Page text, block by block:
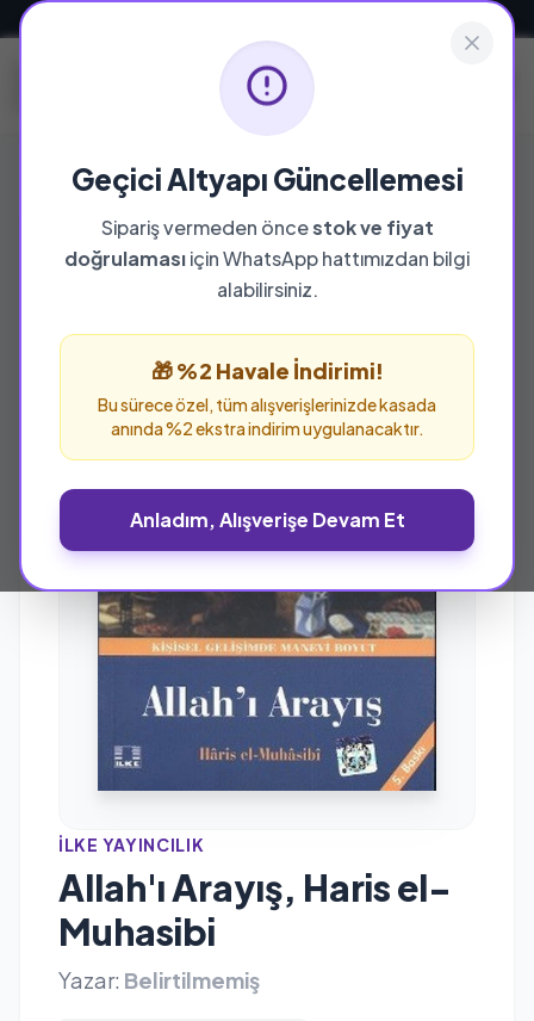
Geçici Altyapı Güncellemesi
Sipariş vermeden öncestok ve fiyat
doğrulamasıiçin WhatsApp hattımızdan bilgi
alabilirsiniz.
🎁 %2 Havale İndirimi!
Bu sürece özel, tüm alışverişlerinizde kasada
anında %2 ekstra indirim uygulanacaktır.
Anladım, Alışverişe Devam Et
%25 İNDİRİM
İLKE YAYINCILIK
Allah'ı Arayış, Haris el-
Muhasibi
Yazar: Belirtilmemiş